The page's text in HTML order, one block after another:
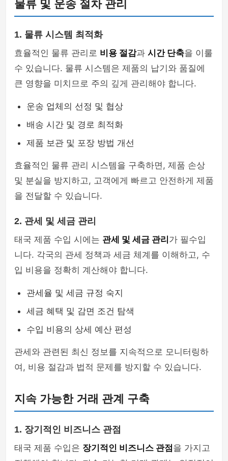
물류 및 운송 절차 관리
1. 물류 시스템 최적화
효율적인 물류 관리로 비용 절감과 시간 단축을 이룰
수 있습니다. 물류 시스템은 제품의 납기와 품질에
큰 영향을 미치므로 주의 깊게 관리해야 합니다.
운송 업체의 선정 및 협상
배송 시간 및 경로 최적화
제품 보관 및 포장 방법 개선
효율적인 물류 관리 시스템을 구축하면, 제품 손상
및 분실을 방지하고, 고객에게 빠르고 안전하게 제품
을 전달할 수 있습니다.
2. 관세 및 세금 관리
태국 제품 수입 시에는 관세 및 세금 관리 가 필수입
니다. 각국의 관세 정책과 세금 체계를 이해하고, 수
입 비용을 정확히 계산해야 합니다.
관세율 및 세금 규정 숙지
세금 혜택 및 감면 조건 탐색
수입 비용의 상세 예산 편성
관세와 관련된 최신 정보를 지속적으로 모니터링하
여, 비용 절감과 법적 문제를 방지할 수 있습니다.
지속 가능한 거래 관계 구축
1. 장기적인 비즈니스 관점
태국 제품 수입은 장기적인 비즈니스 관점을 가지고